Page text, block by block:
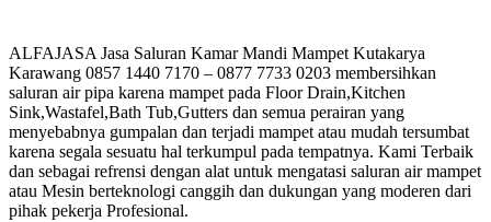
ALFAJASA Jasa Saluran Kamar Mandi Mampet Kutakarya
Karawang 0857 1440 7170 – 0877 7733 0203 membersihkan
saluran air pipa karena mampet pada Floor Drain,Kitchen
Sink,Wastafel,Bath Tub,Gutters dan semua perairan yang
menyebabnya gumpalan dan terjadi mampet atau mudah tersumbat
karena segala sesuatu hal terkumpul pada tempatnya. Kami Terbaik
dan sebagai refrensi dengan alat untuk mengatasi saluran air mampet
atau Mesin berteknologi canggih dan dukungan yang moderen dari
pihak pekerja Profesional.